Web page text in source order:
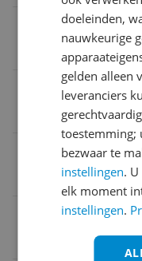
BPA-vrij
Aanbevolen
6 maanden
Aanbevolen
18 maanden
doeleinden,
nauwkeurige
gelden alleen
leveranciers
toestemming;
bezwaar te
instellingen.
elk moment
instellingen.